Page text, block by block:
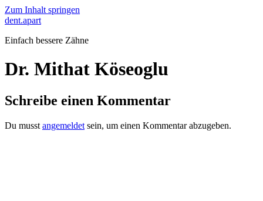
Zum Inhalt springen
dent.apart
Einfach bessere Zähne
Dr. Mithat Köseoglu
Schreibe einen Kommentar
Du musst angemeldet sein, um einen Kommentar abzugeben.